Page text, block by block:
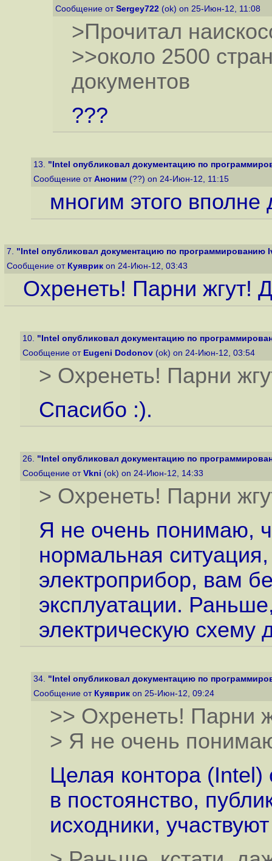
Сообщение от Sergey722 (ok) on 25-Июн-12, 11:08
>Прочитал
>>около 2500
документов
???
13. "Intel опубликовал документацию по
Сообщение от Аноним (??) on 24-Июн-12, 11:15
многим этого вполне
7. "Intel опубликовал документацию по программированию
Сообщение от Куяврик on 24-Июн-12, 03:43
Охренеть! Парни жгут!
10. "Intel опубликовал документацию по
Сообщение от Eugeni Dodonov (ok) on 24-Июн-12, 03:54
> Охренеть! Парни
Спасибо :).
26. "Intel опубликовал документацию по
Сообщение от Vkni (ok) on 24-Июн-12, 14:33
> Охренеть! Парни
Я не очень понимаю,
нормальная
электроприбор, вам
эксплуатации.
электрическую схему
34. "Intel опубликовал документацию по
Сообщение от Куяврик on 25-Июн-12, 09:24
>> Охренеть! Парни
> Я не очень
Целая контора
в постоянство,
исходники,